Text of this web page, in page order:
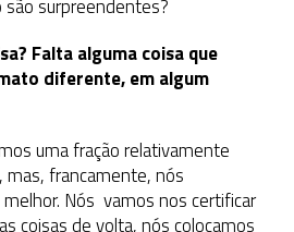
surpreendentes?
Falta alguma coisa que
diferente, em algum
uma fração relativamente
mas, francamente, nós
Nós vamos nos certificar
coisas de volta, nós colocamos